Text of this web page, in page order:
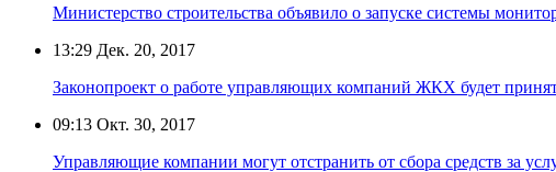
Министерство строительства объявило о запуске системы
13:29 Дек. 20, 2017
Законопроект о работе управляющих компаний ЖКХ будет
09:13 Окт. 30, 2017
Управляющие компании могут отстранить от сбора средств за